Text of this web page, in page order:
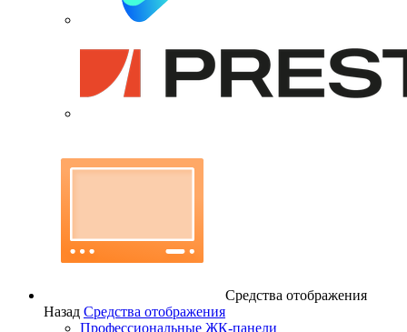
Средства отображения
Назад Средства отображения
Профессиональные ЖК-панели